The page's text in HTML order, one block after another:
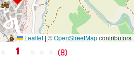
Leaflet |©OpenStreetMapcontributors
1 (8)